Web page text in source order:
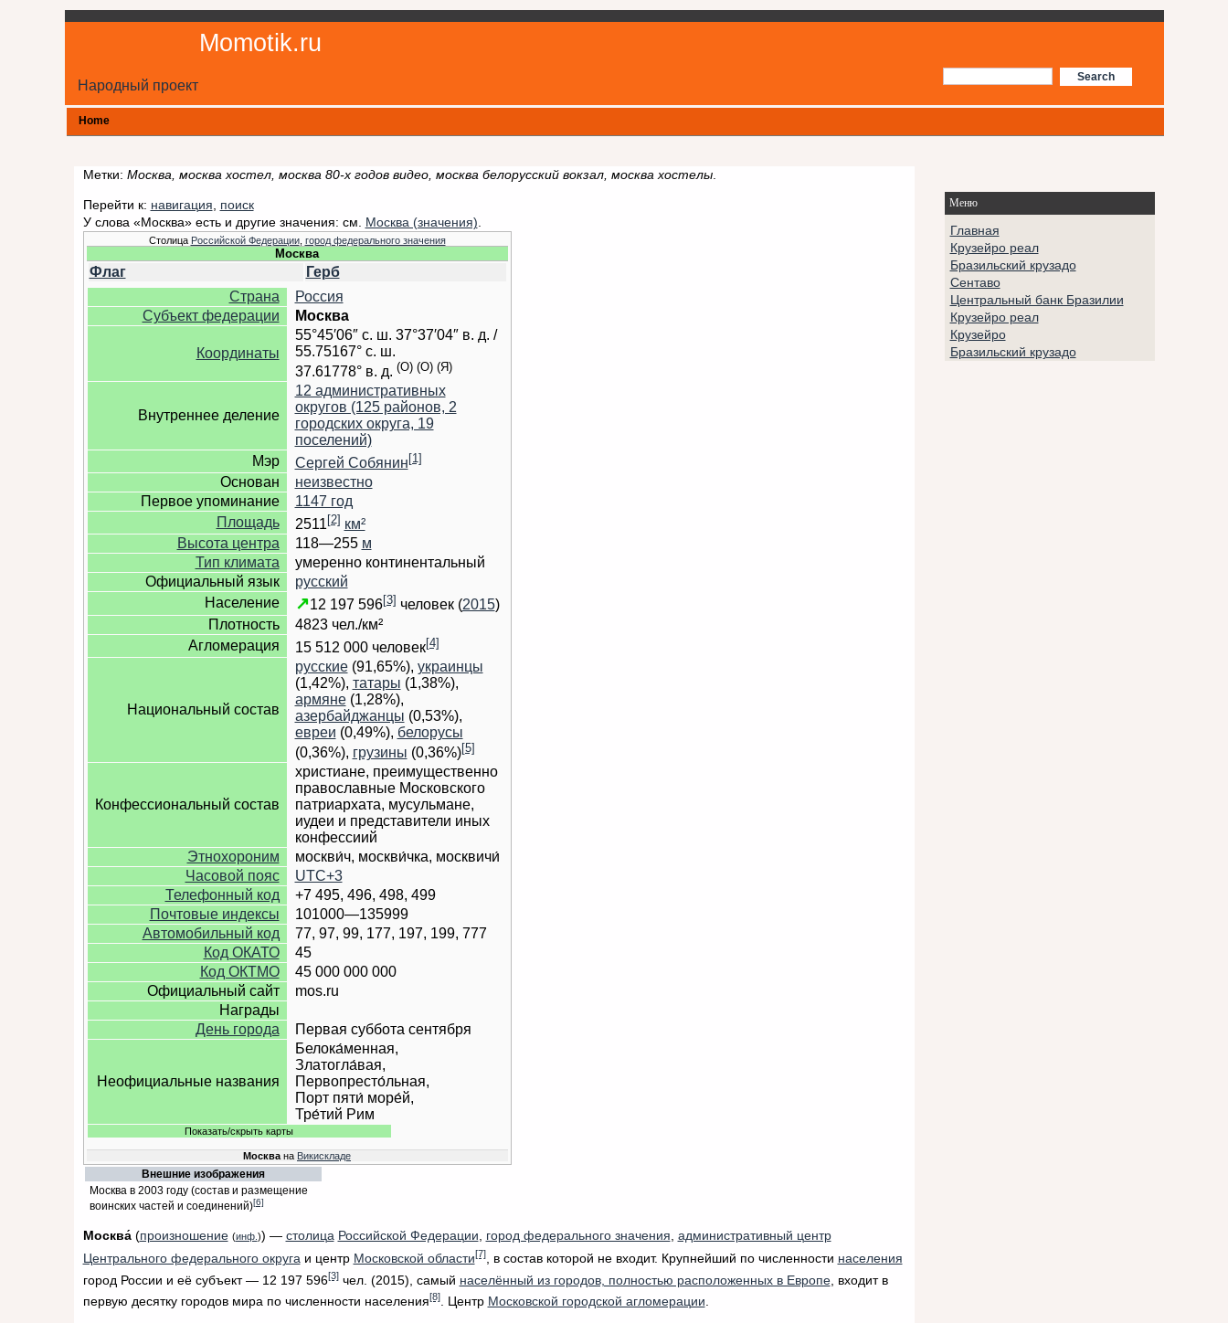
Momotik.ru
Народный проект
Home
Меню
Главная
Крузейро реал
Бразильский крузадо
Сентаво
Центральный банк Бразилии
Крузейро реал
Крузейро
Бразильский крузадо
Метки: Москва, москва хостел, москва 80-х годов видео, москва белорусский вокзал, москва хостелы.
Перейти к: навигация
поиск
У слова «Москва» есть и другие значения: см. Москва (значения)
Столица Российской Федерации, город федерального значения
Москва
Флаг
Герб
Страна
Россия
Субъект федерации
Москва
Координаты
55°45′06″ с. ш. 37°37′04″ в. д. /
55.75167° с. ш.
37.61778° в. д. (O) (O) (Я)
Внутреннее деление
12 административных
округов (125 районов, 2
городских округа, 19
поселений)
Мэр
Сергей Собянин[1]
Основан
неизвестно
Первое упоминание
1147 год
Площадь
2511[2] км²
Высота центра
118—255 м
Тип климата
умеренно континентальный
Официальный язык
русский
Население
↗12 197 596[3] человек (2015)
Плотность
4823 чел./км²
Агломерация
15 512 000человек[4]
Национальный состав
русские(91,65%), украинцы
(1,42%), татары (1,38%),
армяне(1,28%),
азербайджанцы (0,53%),
евреи (0,49%), белорусы
(0,36%), грузины (0,36%)[5]
Конфессиональный состав
христиане, преимущественно
православные Московского
патриархата, мусульмане,
иудеи и представители иных
конфессиий
Этнохороним
москви́ч, москви́чка, москвичи́
Часовой пояс
UTC+3
Телефонный код
+7 495, 496, 498, 499
Почтовые индексы
101000—135999
Автомобильный код
77, 97, 99, 177, 197, 199, 777
Код ОКАТО
45
Код ОКТМО
45 000 000 000
Официальный сайт
mos.ru
Награды
День города
Первая суббота сентября
Неофициальные названия
Белока́менная,
Златогла́вая,
Первопресто́льная,
Порт пяти́ море́й,
Тре́тий Рим
Показать/скрыть карты
Москва на Викискладе
Внешние изображения
Москва в 2003 году (состав и размещение
воинских частей и соединений)[6]
Москва́(произношение (инф. )) — столица Российской Федерации, город федерального значения, административный центр
Центрального федерального округа и центр Московской области[7], в состав которой не входит. Крупнейший по численности населения
город России и её субъект — 12 197 596[3]чел. (2015), самый населённый из городов, полностью расположенных в Европе, входит в
первую десятку городов мира по численности населения[8]. Центр Московской городской агломерации